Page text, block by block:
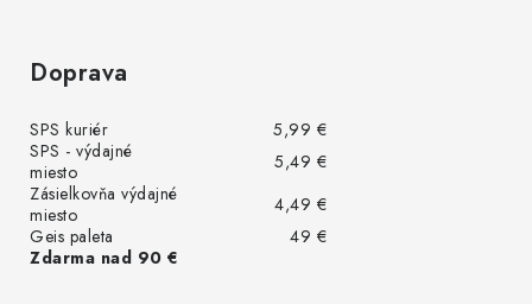
Doprava
SPS kuriér
5,99 €
SPS - výdajné
miesto
5,49 €
Zásielkovňa výdajné
miesto
4,49 €
Geis paleta
49 €
Zdarma nad 90 €